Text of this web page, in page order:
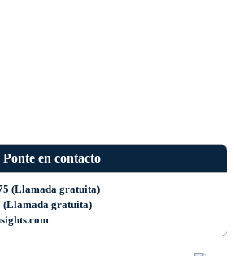
Ponte en contacto
(Llamada gratuita)
(Llamada gratuita)